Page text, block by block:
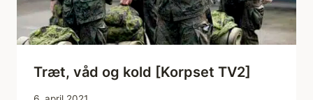
Træt, våd og kold [Korpset TV2]